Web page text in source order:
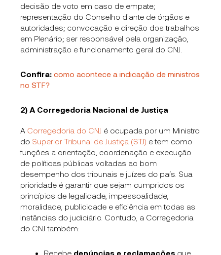
decisão de voto em caso de empate;
representação do Conselho diante de órgãos e
autoridades; convocação e direção dos trabalhos
em Plenário; ser responsável pela organização,
administração e funcionamento geral do CNJ.
Confira:como acontece a indicação de ministros
no STF?
2) A Corregedoria Nacional de Justiça
A Corregedoria do CNJ é ocupada por um Ministro
do Superior Tribunal de Justiça (STJ) e tem como
funções a orientação, coordenação e execução
de políticas públicas voltadas ao bom
desempenho dos tribunais e juízes do país. Sua
prioridade é garantir que sejam cumpridos os
princípios de legalidade, impessoalidade,
moralidade, publicidade e eficiência em todas as
instâncias do judiciário. Contudo, a Corregedoria
do CNJ também:
Recebe denúncias e reclamações que